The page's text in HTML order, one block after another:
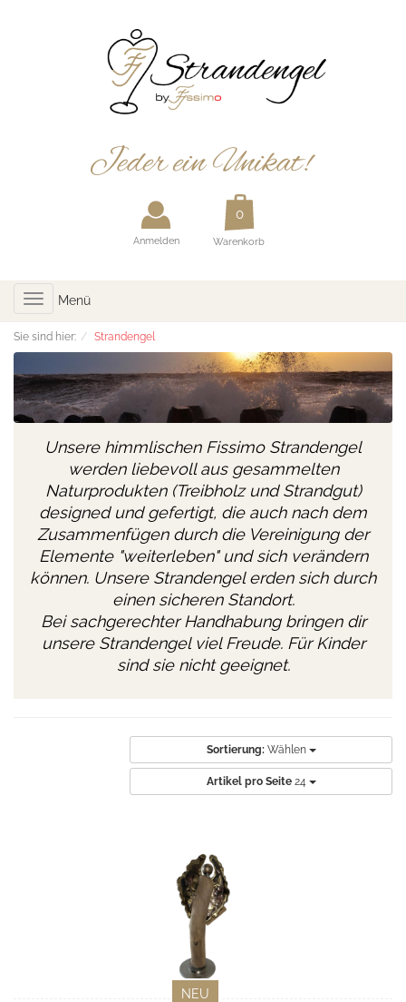
Anmelden Warenkorb
Toggle
navigation
Menü
Sie sind hier: Strandengel
Unsere himmlischen Fissimo Strandengel
werden liebevoll aus gesammelten
Naturprodukten (Treibholz und Strandgut)
designed und gefertigt, die auch nach dem
Zusammenfügen durch die Vereinigung der
Elemente "weiterleben" und sich verändern
können. Unsere Strandengel erden sich durch
einen sicheren Standort.
Bei sachgerechter Handhabung bringen dir
unsere Strandengel viel Freude. Für Kinder
sind sie nicht geeignet.
Sortierung: Wählen
Artikel pro Seite 24
NEU